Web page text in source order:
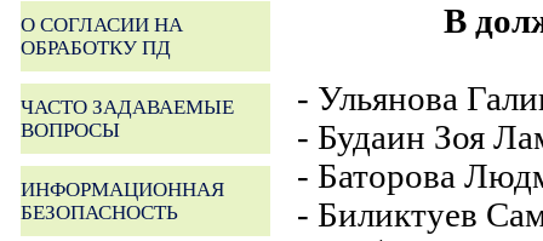
О СОГЛАСИИ НА
ОБРАБОТКУ ПД
ЧАСТО ЗАДАВАЕМЫЕ
ВОПРОСЫ
ИНФОРМАЦИОННАЯ
БЕЗОПАСНОСТЬ
В
- Ульянова
- Будаин Зоя
- Баторова
- Биликтуев